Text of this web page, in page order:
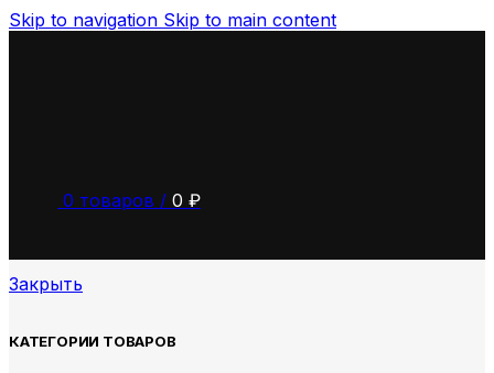
Skip to navigation Skip to main content
0 товаров / 0 ₽
Закрыть
КАТЕГОРИИ ТОВАРОВ